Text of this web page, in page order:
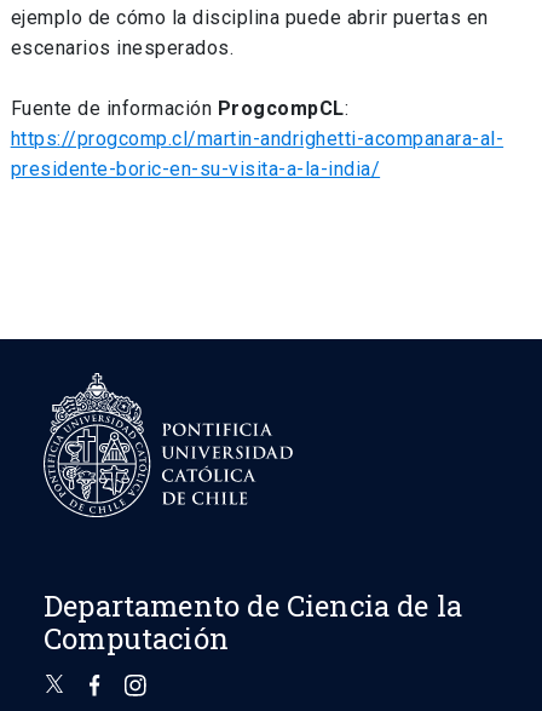
ejemplo de cómo la disciplina puede abrir puertas en
escenarios inesperados.
Fuente de información ProgcompCL:
https://progcomp.cl/martin-andrighetti-acompanara-al-
presidente-boric-en-su-visita-a-la-india/
Departamento de Ciencia de la
Computación